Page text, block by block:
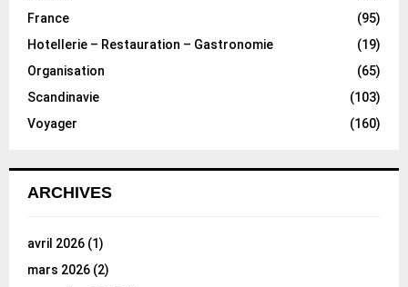
France
(95)
Hotellerie – Restauration – Gastronomie
(19)
Organisation
(65)
Scandinavie
(103)
Voyager
(160)
ARCHIVES
avril 2026 (1)
mars 2026 (2)